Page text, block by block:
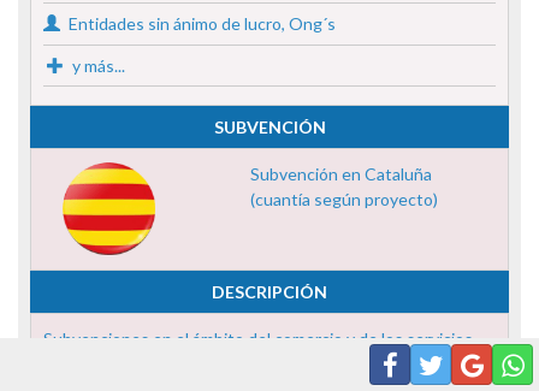
Entidades sin ánimo de lucro, Ong´s
y más...
SUBVENCIÓN
Subvención en Cataluña
(cuantía según proyecto)
DESCRIPCIÓN
Subvenciones en el ámbito del comercio y de los servicios.